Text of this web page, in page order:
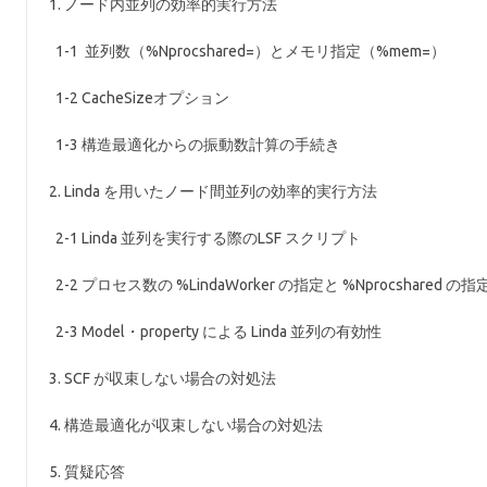
1. ノード内並列の効率的実行方法
1-1 並列数（%Nprocshared=）とメモリ指定（%mem=）
1-2 CacheSizeオプション
1-3 構造最適化からの振動数計算の手続き
2. Linda を用いたノード間並列の効率的実行方法
2-1 Linda 並列を実行する際のLSF スクリプト
2-2 プロセス数の %LindaWorker の指定と %Nprocshared の指
2-3 Model・property による Linda 並列の有効性
3. SCF が収束しない場合の対処法
4. 構造最適化が収束しない場合の対処法
5. 質疑応答